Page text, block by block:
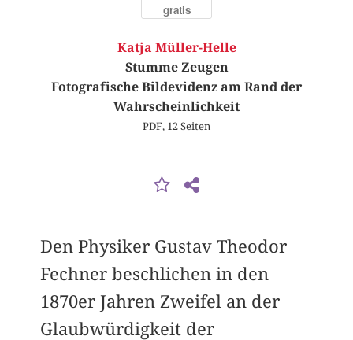
gratis
Katja Müller-Helle
Stumme Zeugen
Fotografische Bildevidenz am Rand der
Wahrscheinlichkeit
PDF, 12 Seiten
Den Physiker Gustav Theodor
Fechner beschlichen in den
1870er Jahren Zweifel an der
Glaubwürdigkeit der